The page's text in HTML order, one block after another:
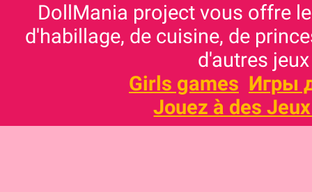
DollMania project vous offre
d'habillage, de cuisine, de
d'autres
Girls games Игры
Jouez à des